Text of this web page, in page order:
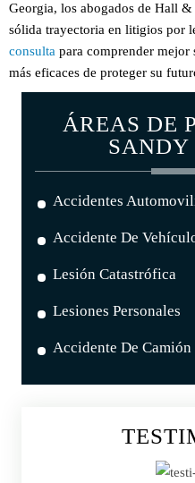
Georgia, los abogados de Hall
sólida trayectoria en litigios por
consulta para comprender mejor
más eficaces de proteger su
ÁREAS DE
SANDY
Accidentes
Accidente De
Lesión Catastrófica
Lesiones Personales
Accidente De Camión